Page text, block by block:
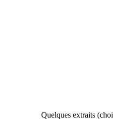
Quelques extraits